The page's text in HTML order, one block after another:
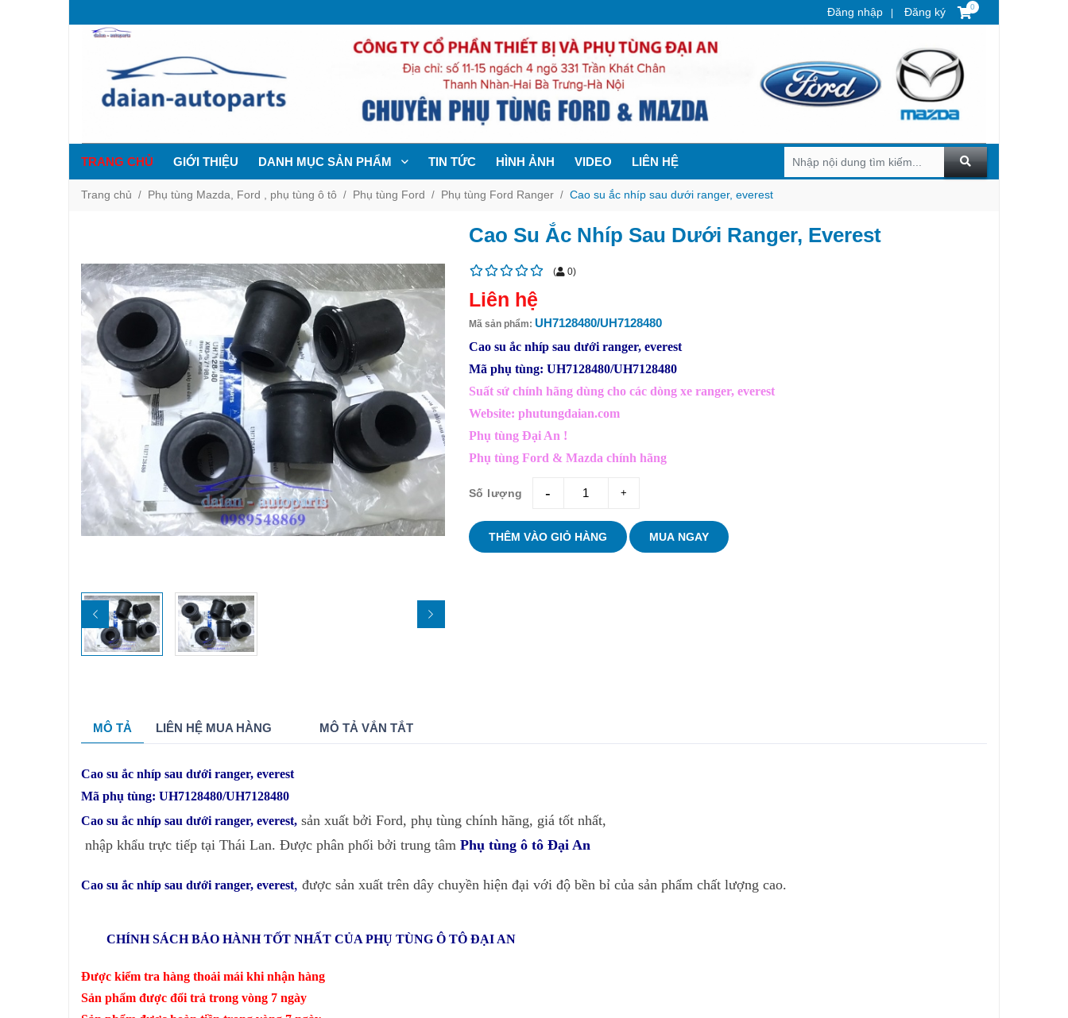
Đăng nhập Đăng ký 0
TRANG CHỦ GIỚI THIỆU DANH MỤC SẢN PHẨM TIN TỨC HÌNH ẢNH VIDEO LIÊN HỆ
Trang chủ Phụ tùng Mazda, Ford , phụ tùng ô tô Phụ tùng Ford Phụ tùng Ford Ranger Cao su ắc nhíp sau dưới ranger, everest
Cao Su Ắc Nhíp Sau Dưới Ranger, Everest
( 0)
Liên hệ
Mã sản phẩm: UH7128480/UH7128480
Cao su ắc nhíp sau dưới ranger, everest
Mã phụ tùng: UH7128480/UH7128480
Suất sứ chính hãng dùng cho các dòng xe ranger, everest
Website: phutungdaian.com
Phụ tùng Đại An !
Phụ tùng Ford & Mazda chính hãng
Số lượng giam tang
THÊM VÀO GIỎ HÀNG MUA NGAY
MÔ TẢ LIÊN HỆ MUA HÀNG MÔ TẢ VẮN TẮT
Cao su ắc nhíp sau dưới ranger, everest
Mã phụ tùng: UH7128480/UH7128480
Cao su ắc nhíp sau dưới ranger, everest, sản xuất bởi Ford, phụ tùng chính hãng, giá tốt nhất,
nhập khẩu trực tiếp tại Thái Lan. Được phân phối bởi trung tâm Phụ tùng ô tô Đại An
Cao su ắc nhíp sau dưới ranger, everest, được sản xuất trên dây chuyền hiện đại với độ bền bỉ của sản phẩm chất lượng cao.
CHÍNH SÁCH BẢO HÀNH TỐT NHẤT CỦA PHỤ TÙNG Ô TÔ ĐẠI AN
Được kiểm tra hàng thoải mái khi nhận hàng
Sản phẩm được đổi trả trong vòng 7 ngày